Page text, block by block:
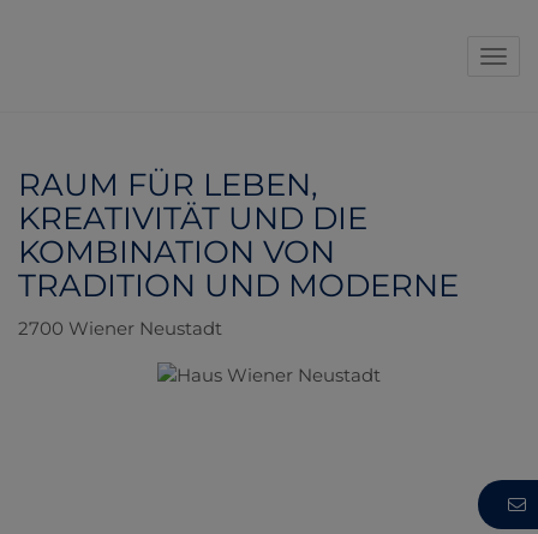
RAUM FÜR LEBEN,
KREATIVITÄT UND DIE
KOMBINATION VON
TRADITION UND MODERNE
2700 Wiener Neustadt